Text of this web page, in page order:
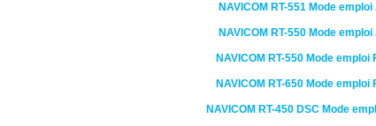
NAVICOM RT-551 Mode emploi
NAVICOM RT-550 Mode emploi
NAVICOM RT-550Mode emploi
NAVICOM RT-650Mode emploi
NAVICOM RT-450 DSCMode